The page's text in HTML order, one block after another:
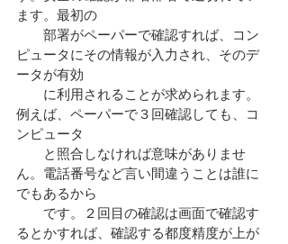
ます。最初の
部署がペーパーで確認すれば、コン
ピュータにその情報が入力され、そのデ
ータが有効
に利用されることが求められます。
例えば、ペーパーで３回確認しても、コ
ンピュータ
と照合しなければ意味がありませ
ん。電話番号など言い間違うことは誰に
でもあるから
です。２回目の確認は画面で確認す
るとかすれば、確認する都度精度が上が